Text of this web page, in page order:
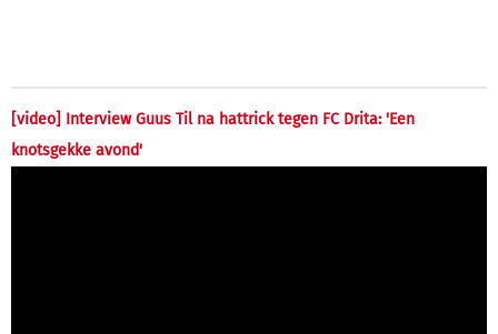
[video] Interview Guus Til na hattrick tegen FC Drita: 'Een
knotsgekke avond'